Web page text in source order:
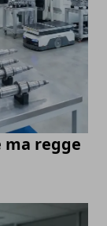
ma regge